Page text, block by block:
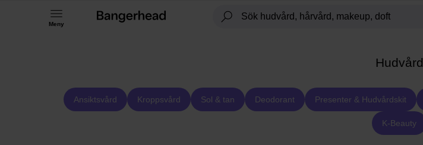
Meny
Hudvård
Ansiktsvård Kroppsvård Sol & tan Deodorant Presenter & Hudvårdskit
K-Beauty